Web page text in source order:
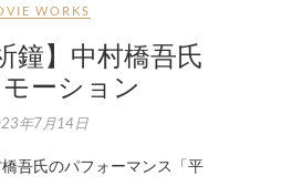
WORKS
鐘】中村橋吾氏
ーション
年7月14日
吾氏のパフォーマンス「平